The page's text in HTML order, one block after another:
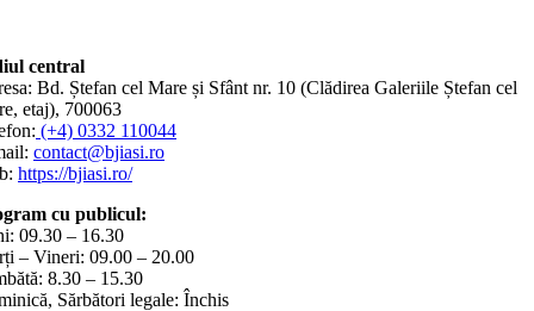
central
Bd. Ștefan cel Mare și Sfânt nr. 10 (Clădirea Galeriile Ștefan cel
etaj), 700063
(+4) 0332 110044
contact@bjiasi.ro
https://bjiasi.ro/
cu publicul:
09.30 – 16.30
– Vineri: 09.00 – 20.00
8.30 – 15.30
Sărbători legale: Închis